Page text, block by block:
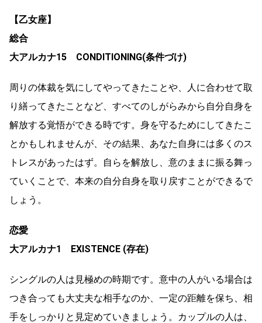
【乙女座】
総合
大アルカナ15 CONDITIONING(条件づけ)
周りの体裁を気にしてやってきたことや、人に合わせて取
り繕ってきたことなど、すべてのしがらみから自分自身を
解放する覚悟ができる時です。身を守るためにしてきたこ
とかもしれませんが、その結果、あなた自身には多くのス
トレスがあったはず。自らを解放し、意のままに振る舞っ
ていくことで、本来の自分自身を取り戻すことができるで
しょう。
恋愛
大アルカナ1 EXISTENCE (存在)
シングルの人は見極めの時期です。意中の人がいる場合は
つき合っても大丈夫な相手なのか、一定の距離を保ち、相
手をしっかりと見定めていきましょう。カップルの人は、